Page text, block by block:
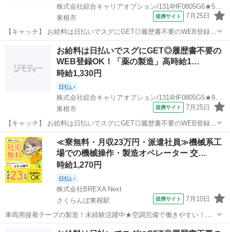
株式会社綜合キャリアオプション/1314HF0805G6★54-S
東根市
提携サイト 7月25日
【キャッチ】 お給料は日払いでスグにGET◎履歴書不要のWEB登録
OK！「防塵マスクのボタン操作/入力」高時給1500円！さくらんぼ東
根周辺！20代～40代のスタッフが多数活躍中★ 【コメント】 製造の
お仕事をお探しの方必...
工場
お給料は日払いでスグにGET◎履歴書不要の
WEB登録OK！「薬の製造」高時給1…
時給1,330円
日払い
株式会社綜合キャリアオプション/1314HF0805G5★91-S
東根市
提携サイト 7月25日
【キャッチ】 お給料は日払いでスグにGET◎履歴書不要のWEB登録
OK！「薬の製造」高時給1330円！さくらんぼ東根周辺！20代～40代
のスタッフが多数活躍中★ 【コメント】 弊社なら事前の職場見学が多
数！お仕事安心スター...
山形 東根市 工場
≪寮無料・月収23万円・派遣社員≫機械系工
場での機械操作・製造オペレーター 交…
時給1,270円
日払い
株式会社BREXA Next
さくらんぼ東根駅
提携サイト 7月10日
車両用接着テープの製造！未経験活躍中★空調完備で働きやすい！日
払い制度あり！嬉しい土日祝休み＆年間休日125日でプライベートも充
さくらんぼ東根駅 その他